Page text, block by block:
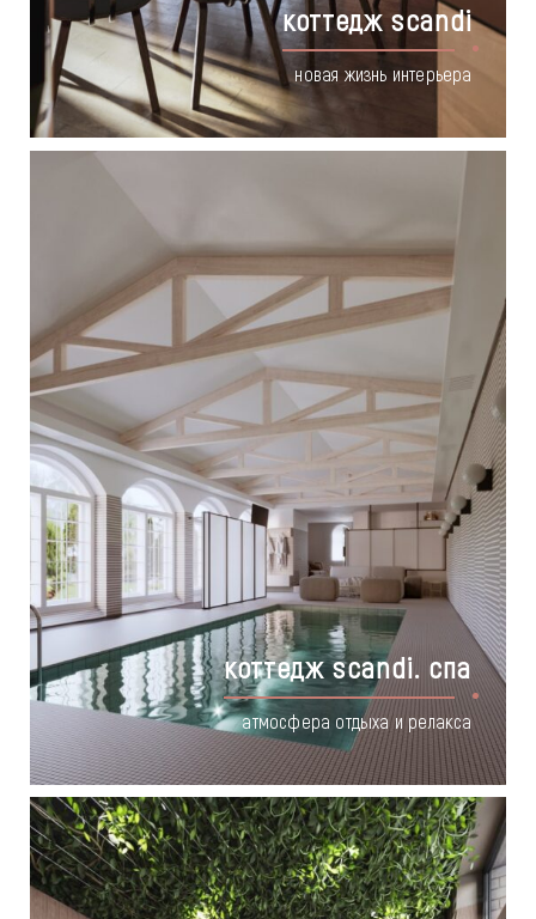
коттедж scandi
новая жизнь интерьера
коттедж scandi. спа
атмосфера отдыха и релакса